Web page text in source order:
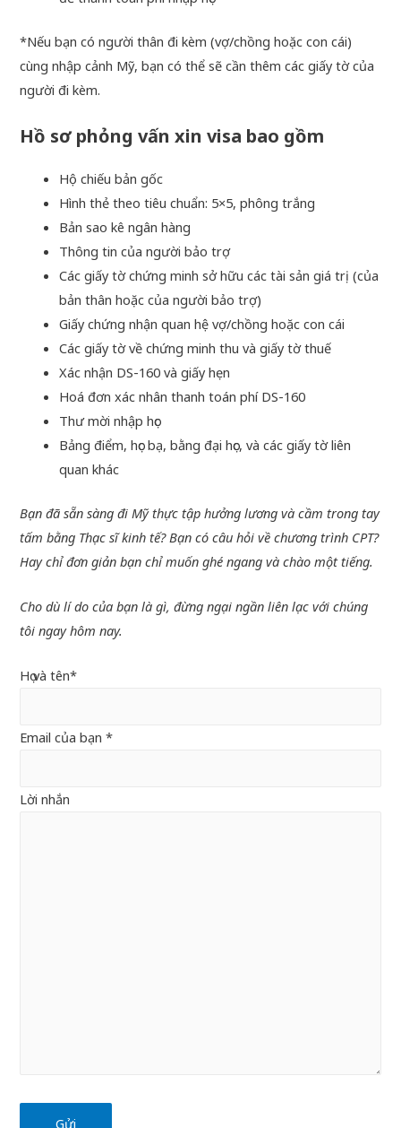
*Nếu bạn có người thân đi kèm (vợ/chồng hoặc con cái)
cùng nhập cảnh Mỹ, bạn có thể sẽ cần thêm các giấy tờ của
người đi kèm.
Hồ sơ phỏng vấn xin visa bao gồm
Hộ chiếu bản gốc
Hình thẻ theo tiêu chuẩn: 5×5, phông trắng
Bản sao kê ngân hàng
Thông tin của người bảo trợ
Các giấy tờ chứng minh sở hữu các tài sản giá trị (của
bản thân hoặc của người bảo trợ)
Giấy chứng nhận quan hệ vợ/chồng hoặc con cái
Các giấy tờ về chứng minh thu và giấy tờ thuế
Xác nhận DS-160 và giấy hẹn
Hoá đơn xác nhân thanh toán phí DS-160
Thư mời nhập học
Bảng điểm, học bạ, bằng đại học, và các giấy tờ liên
quan khác
Bạn đã sẵn sàng đi Mỹ thực tập hưởng lương và cầm trong tay
tấm bằng Thạc sĩ kinh tế? Bạn có câu hỏi về chương trình CPT?
Hay chỉ đơn giản bạn chỉ muốn ghé ngang và chào một tiếng.
Cho dù lí do của bạn là gì, đừng ngại ngần liên lạc với chúng
tôi ngay hôm nay.
Họ và tên*
Email của bạn *
Lời nhắn